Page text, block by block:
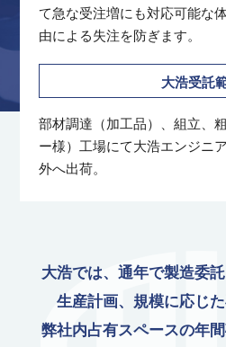
て急な受注増にも対応可能な
由による失注を防ぎます。
大浩受託
部材調達（加工品）、組立、
ー様）工場にて大浩エンジニ
外へ出荷。
大浩では、通年で製造委
生産計画、規模に応じた
弊社内占有スペースの年